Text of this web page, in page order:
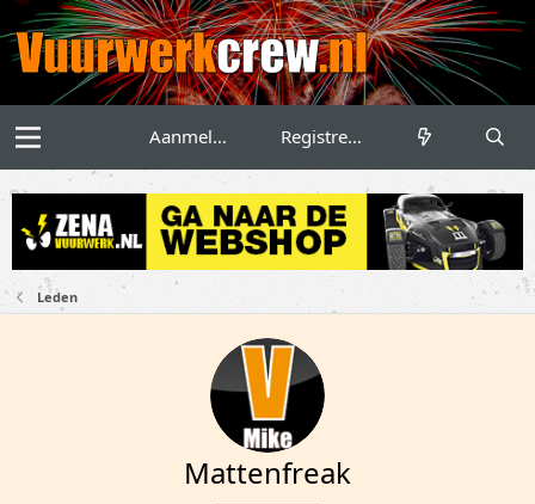
Aanmelden Registreren
Leden
Mattenfreak